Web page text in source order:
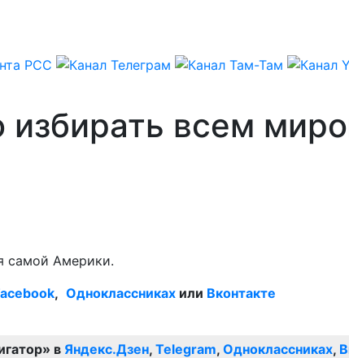
всем
самой Америки.
, Одноклассниках или Вконтакте
в Яндекс.Дзен, Telegram, Одноклассниках,